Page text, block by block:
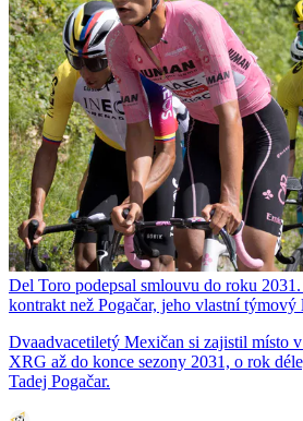
Del Toro podepsal smlouvu do roku
kontrakt než Pogačar, jeho vlastní týmový
Dvaadvacetiletý Mexičan si zajistil místo
XRG až do konce sezony 2031, o rok
Tadej Pogačar.